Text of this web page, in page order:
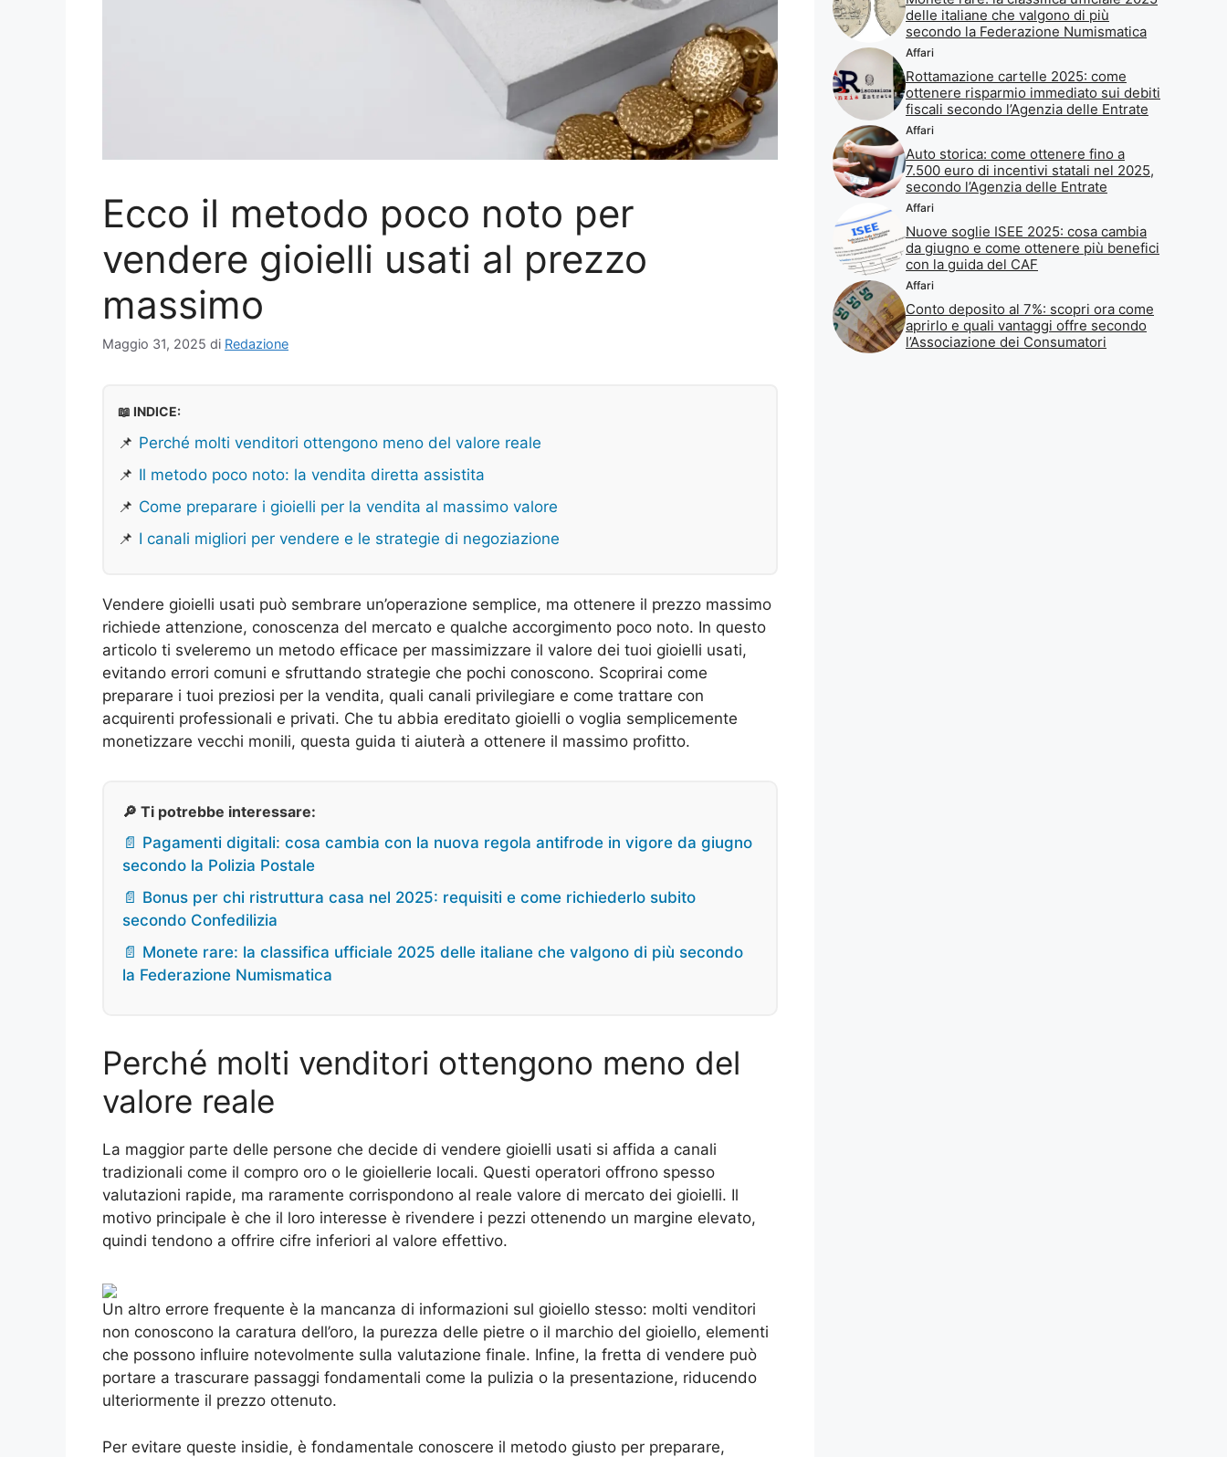
Ecco il metodo poco noto per
vendere gioielli usati al prezzo
massimo
Maggio 31, 2025 di Redazione
📖 INDICE:
📌 Perché molti venditori ottengono meno del valore reale
📌 Il metodo poco noto: la vendita diretta assistita
📌 Come preparare i gioielli per la vendita al massimo valore
📌 I canali migliori per vendere e le strategie di negoziazione
Vendere gioielli usati può sembrare un’operazione semplice, ma ottenere il prezzo massimo
richiede attenzione, conoscenza del mercato e qualche accorgimento poco noto. In questo
articolo ti sveleremo un metodo efficace per massimizzare il valore dei tuoi gioielli usati,
evitando errori comuni e sfruttando strategie che pochi conoscono. Scoprirai come
preparare i tuoi preziosi per la vendita, quali canali privilegiare e come trattare con
acquirenti professionali e privati. Che tu abbia ereditato gioielli o voglia semplicemente
monetizzare vecchi monili, questa guida ti aiuterà a ottenere il massimo profitto.
🔎 Ti potrebbe interessare:
📄 Pagamenti digitali: cosa cambia con la nuova regola antifrode in vigore da giugno
secondo la Polizia Postale
📄 Bonus per chi ristruttura casa nel 2025: requisiti e come richiederlo subito
secondo Confedilizia
📄 Monete rare: la classifica ufficiale 2025 delle italiane che valgono di più secondo
la Federazione Numismatica
Perché molti venditori ottengono meno del
valore reale
La maggior parte delle persone che decide di vendere gioielli usati si affida a canali
tradizionali come il compro oro o le gioiellerie locali. Questi operatori offrono spesso
valutazioni rapide, ma raramente corrispondono al reale valore di mercato dei gioielli. Il
motivo principale è che il loro interesse è rivendere i pezzi ottenendo un margine elevato,
quindi tendono a offrire cifre inferiori al valore effettivo.
Un altro errore frequente è la mancanza di informazioni sul gioiello stesso: molti venditori
non conoscono la caratura dell’oro, la purezza delle pietre o il marchio del gioiello, elementi
che possono influire notevolmente sulla valutazione finale. Infine, la fretta di vendere può
portare a trascurare passaggi fondamentali come la pulizia o la presentazione, riducendo
ulteriormente il prezzo ottenuto.
Per evitare queste insidie, è fondamentale conoscere il metodo giusto per preparare,
delle italiane che valgono di più
secondo la Federazione Numismatica
Affari
Rottamazione cartelle 2025: come
ottenere risparmio immediato sui debiti
fiscali secondo l’Agenzia delle Entrate
Affari
Auto storica: come ottenere fino a
7.500 euro di incentivi statali nel 2025,
secondo l’Agenzia delle Entrate
Affari
Nuove soglie ISEE 2025: cosa cambia
da giugno e come ottenere più benefici
con la guida del CAF
Affari
Conto deposito al 7%: scopri ora come
aprirlo e quali vantaggi offre secondo
l’Associazione dei Consumatori